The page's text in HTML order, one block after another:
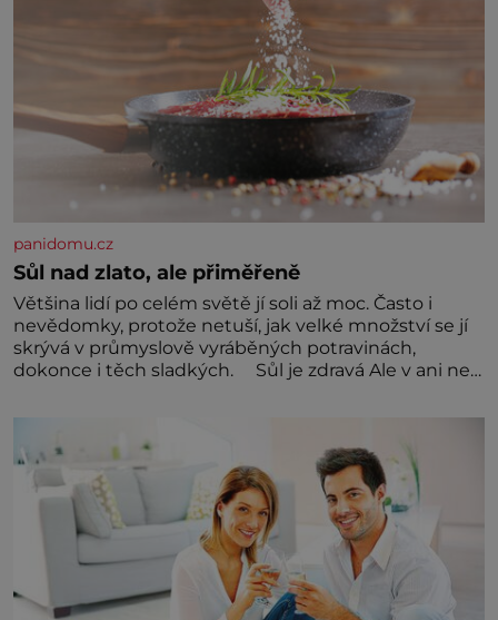
panidomu.cz
Sůl nad zlato, ale přiměřeně
Většina lidí po celém světě jí soli až moc. Často i
nevědomky, protože netuší, jak velké množství se jí
skrývá v průmyslově vyráběných potravinách,
dokonce i těch sladkých. Sůl je zdravá Ale v ani ne
běžné. Její základní složky– sodík a chlór – jsou